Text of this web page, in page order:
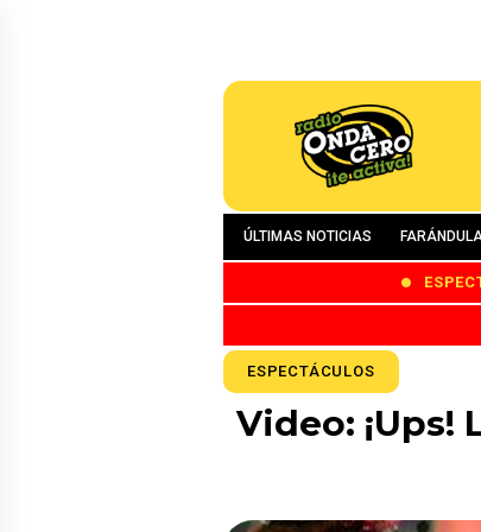
ÚLTIMAS NOTICIAS
ESPECTÁCULOS
Video: ¡Ups!